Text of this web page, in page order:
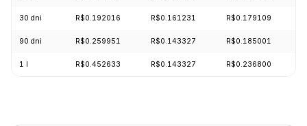
30 dni R$0.192016 R$0.161231 R$0.179109
90 dni R$0.259951 R$0.143327 R$0.185001
1 l R$0.452633 R$0.143327 R$0.236800